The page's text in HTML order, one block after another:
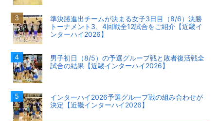
準決勝進出チームが決まる女子3日目（8/6）決勝
トーナメント3、4回戦全12試合をご紹介【近畿イ
ンターハイ2026】
男子初日（8/5）の予選グループ戦と敗者復活戦全
試合の結果【近畿インターハイ2026】
インターハイ2026予選グループ戦の組み合わせが
決定【近畿インターハイ2026】